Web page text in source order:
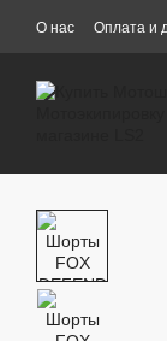
Перейти к
О нас Оплата и